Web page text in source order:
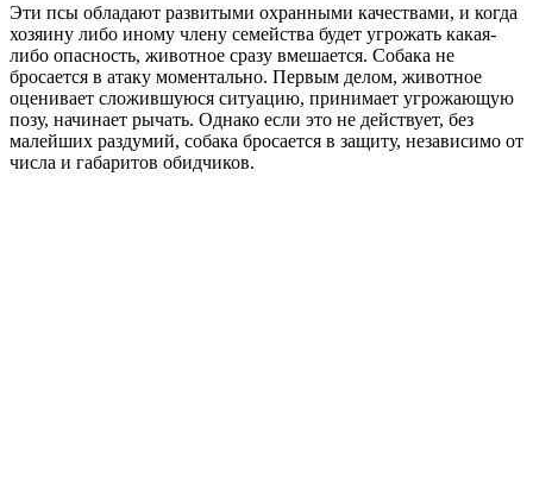
Эти псы обладают развитыми охранными качествами, и когда
хозяину либо иному члену семейства будет угрожать какая-
либо опасность, животное сразу вмешается. Собака не
бросается в атаку моментально. Первым делом, животное
оценивает сложившуюся ситуацию, принимает угрожающую
позу, начинает рычать. Однако если это не действует, без
малейших раздумий, собака бросается в защиту, независимо от
числа и габаритов обидчиков.